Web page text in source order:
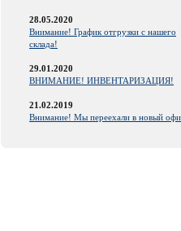
28.05.2020
Внимание! График отгрузки с нашего
склада!
29.01.2020
ВНИМАНИЕ! ИНВЕНТАРИЗАЦИЯ!
21.02.2019
Внимание! Мы переехали в новый